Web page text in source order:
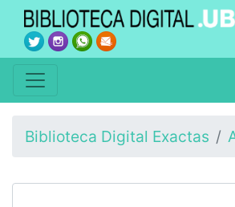
Biblioteca Digital Exactas